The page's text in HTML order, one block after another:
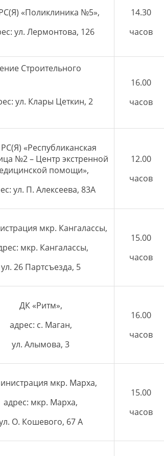
«Поликлиника №5»,
ул. Лермонтова, 126
14.30
часов
Строительного
ул. Клары Цеткин, 2
16.00
часов
«Республиканская
№2 – Центр экстренной
помощи»,
ул. П. Алексеева, 83А
12.00
часов
мкр. Кангалассы,
мкр. Кангалассы,
ул. 26 Партсъезда, 5
15.00
часов
ДК «Ритм»,
адрес: с. Маган,
ул. Алымова, 3
16.00
часов
мкр. Марха,
адрес: мкр. Марха,
О. Кошевого, 67 А
15.00
часов